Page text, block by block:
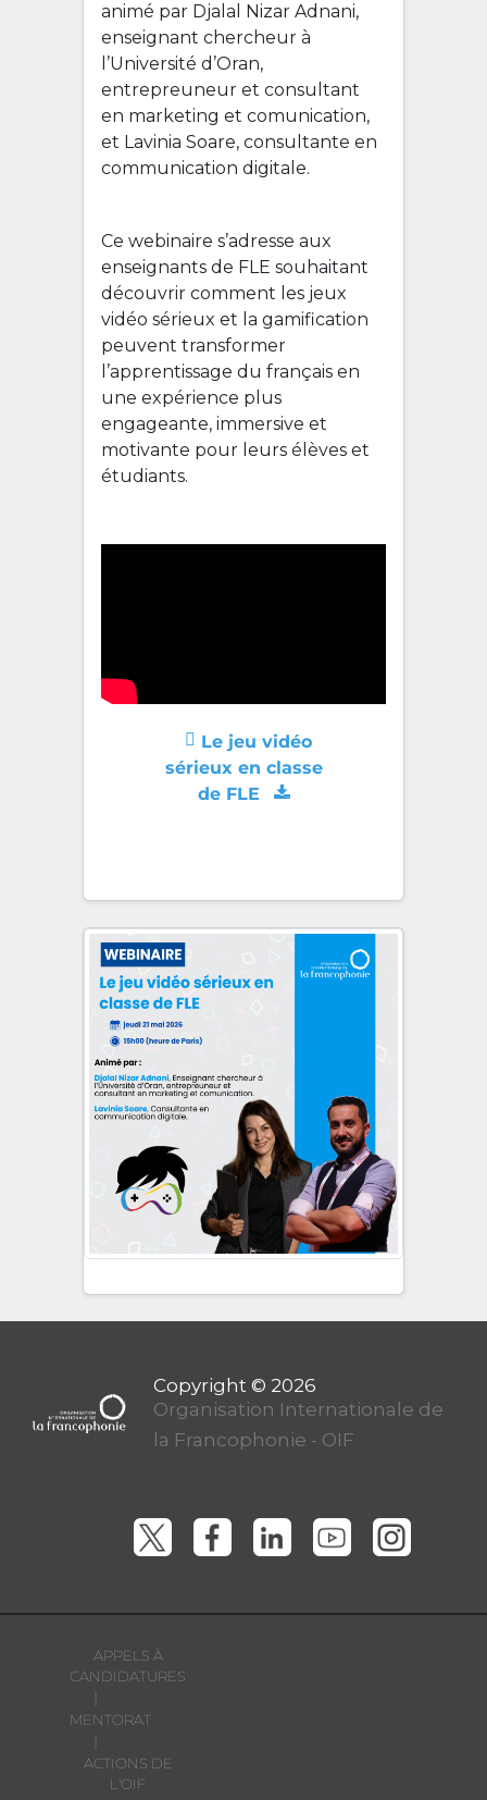
animé par Djalal Nizar Adnani,
enseignant chercheur à
l’Université d’Oran,
entrepreuneur et consultant
en marketing et comunication,
et Lavinia Soare, consultante en
communication digitale.
Ce webinaire s’adresse aux
enseignants de FLE souhaitant
découvrir comment les jeux
vidéo sérieux et la gamification
peuvent transformer
l’apprentissage du français en
une expérience plus
engageante, immersive et
motivante pour leurs élèves et
étudiants.
Le jeu vidéo
sérieux en classe
de FLE
APPELS À
CANDIDATURES
MENTORAT
ACTIONS DE
L'OIF
Organisation Internationale de
la Francophonie - OIF